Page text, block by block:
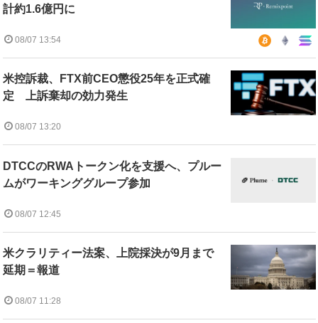
計約1.6億円に
08/07 13:54
米控訴裁、FTX前CEO懲役25年を正式確
定 上訴棄却の効力発生
08/07 13:20
DTCCのRWAトークン化を支援へ、プルー
ムがワーキンググループ参加
08/07 12:45
米クラリティー法案、上院採決が9月まで
延期＝報道
08/07 11:28